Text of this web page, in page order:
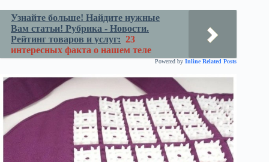
Узнайте больше! Найдите нужные
Вам статьи! Рубрика - Новости.
Рейтинг товаров и услуг: 23
интересных факта о нашем теле
Powered by Inline Related Posts